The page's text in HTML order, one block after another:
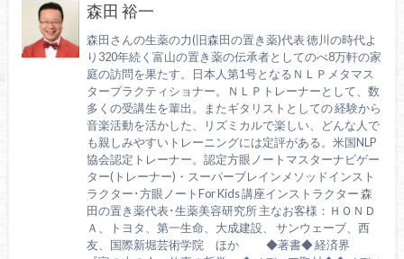
森田 裕一
森田さんの生薬の力(旧森田の置き薬)代表 徳川の時代よ
り320年続く富山の置き薬の伝承者としてのべ8万軒の家
庭の訪問を果たす。日本人第1号となるＮＬＰメタマス
タープラクティショナー。ＮＬＰトレーナーとして、数
多くの受講生を輩出。またギタリストとしての 経験から
音楽活動を活かした、リズミカルで楽しい、どんな人で
も親しみやすいトレーニングには定評がある。米国NLP
協会認定トレーナー。認定方眼ノートマスターナビゲー
ター(トレーナー)・スーパーブレインメソッドインスト
ラクター･方眼ノートFor Kids 講座インストラクター 森
田の置き薬代表･生薬美容研究所 主なお客様：ＨＯＮＤ
Ａ、トヨタ、第一生命、大成建設、 サンウェーブ、西
友、国際新堀芸術学院 ほか ◆著書◆ 経済界